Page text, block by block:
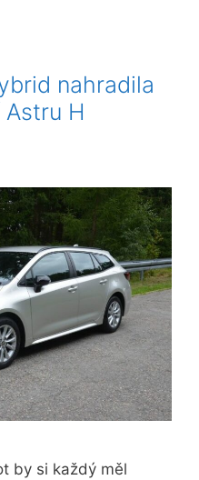
nahradila
H
by si každý měl